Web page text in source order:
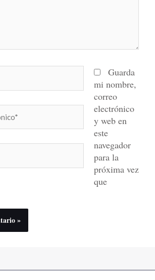
Guarda
mi nombre,
correo
electrónico
y web en
este
navegador
para la
próxima vez
que